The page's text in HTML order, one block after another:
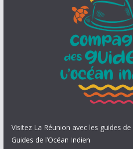
Visitez La Réunion avec les guides de
Guides de l’Océan Indien